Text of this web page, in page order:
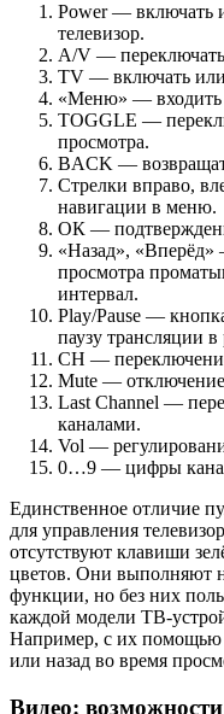
Power — включать
телевизор.
A/V — переключать
TV — включать или
«Меню» — входить
TOGGLE —
просмотра.
BACK —
Стрелки вправо,
навигации в меню.
ОК —
«Назад»,
просмотра
интервал.
Play/Pause —
паузу трансляции
CH —
Mute — отключение
Last Channel —
каналами.
Vol —
0…9 — цифры
Единственное отличие
для управления
отсутствуют клавиши
цветов. Они выполняют
функции, но без них
каждой модели ТВ-
Например, с их помощью
или назад во время
Видео: